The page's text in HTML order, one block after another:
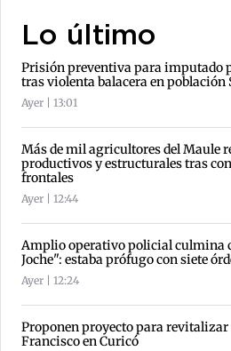
Lo último
Prisión preventiva para imputado
tras violenta balacera en población
Ayer | 13:01
Más de mil agricultores del Maule
productivos y estructurales tras
frontales
Ayer | 12:44
Amplio operativo policial culmina
Joche": estaba prófugo con siete
Ayer | 12:24
Proponen proyecto para revitalizar
Francisco en Curicó